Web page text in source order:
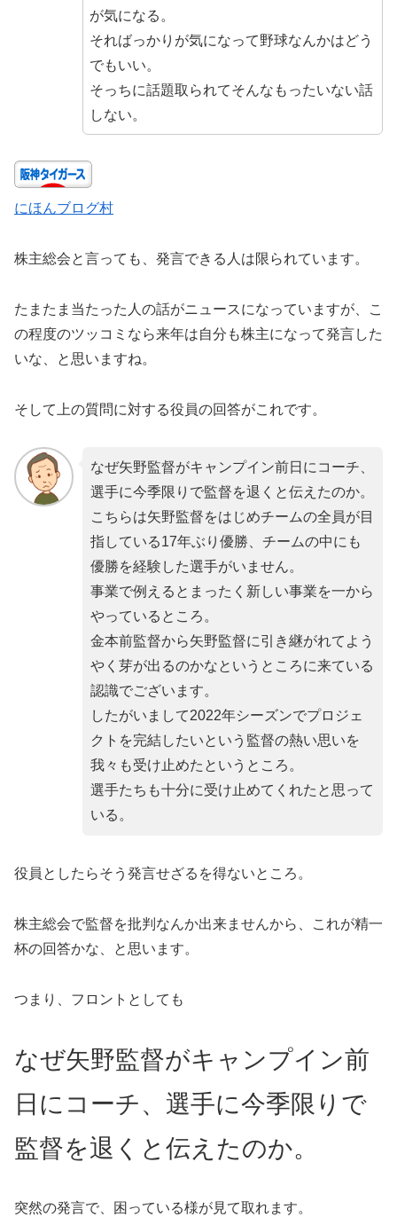
が気になる。
そればっかりが気になって野球なんかはどう
でもいい。
そっちに話題取られてそんなもったいない話
しない。
にほんブログ村
株主総会と言っても、発言できる人は限られています。
たまたま当たった人の話がニュースになっていますが、こ
の程度のツッコミなら来年は自分も株主になって発言した
いな、と思いますね。
そして上の質問に対する役員の回答がこれです。
なぜ矢野監督がキャンプイン前日にコーチ、
選手に今季限りで監督を退くと伝えたのか。
こちらは矢野監督をはじめチームの全員が目
指している17年ぶり優勝、チームの中にも
優勝を経験した選手がいません。
事業で例えるとまったく新しい事業を一から
やっているところ。
金本前監督から矢野監督に引き継がれてよう
やく芽が出るのかなというところに来ている
認識でございます。
したがいまして2022年シーズンでプロジェ
クトを完結したいという監督の熱い思いを
我々も受け止めたというところ。
選手たちも十分に受け止めてくれたと思って
いる。
役員としたらそう発言せざるを得ないところ。
株主総会で監督を批判なんか出来ませんから、これが精一
杯の回答かな、と思います。
つまり、フロントとしても
なぜ矢野監督がキャンプイン前
日にコーチ、選手に今季限りで
監督を退くと伝えたのか。
突然の発言で、困っている様が見て取れます。